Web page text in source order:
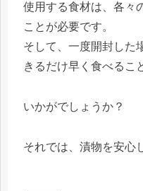
使用する食材は、各々
ことが必要です。
そして、一度開封した
きるだけ早く食べるこ
いかがでしょうか？
それでは、漬物を安心